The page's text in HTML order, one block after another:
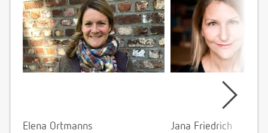
Elena Ortmanns
Jana Friedrich